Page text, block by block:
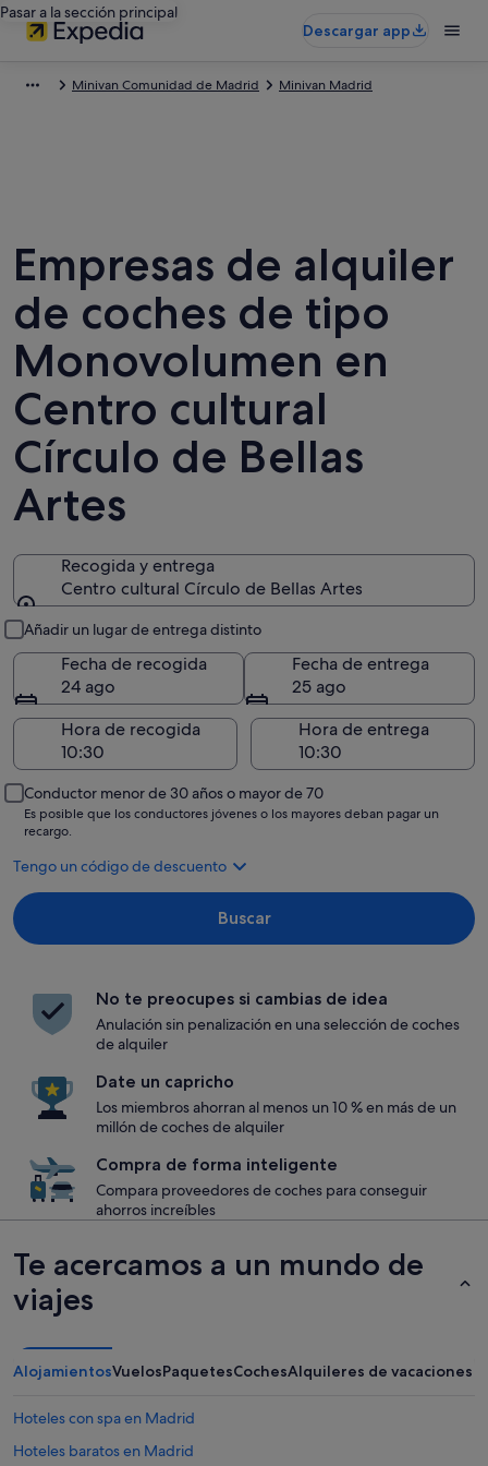
Pasar a la sección principal
Descargar app
Minivan Comunidad de Madrid Minivan Madrid
Empresas de alquiler
de coches de tipo
Monovolumen en
Centro cultural
Círculo de Bellas
Artes
Recogida y entrega
Centro cultural Círculo de Bellas Artes
Añadir un lugar de entrega distinto
Fecha de recogida
24 ago
Fecha de entrega
25 ago
Hora de recogida
Hora de entrega
Conductor menor de 30 años o mayor de 70
Es posible que los conductores jóvenes o los mayores deban pagar un
recargo.
Tengo un código de descuento
Buscar
No te preocupes si cambias de idea
Anulación sin penalización en una selección de coches
de alquiler
Date un capricho
Los miembros ahorran al menos un 10 % en más de un
millón de coches de alquiler
Compra de forma inteligente
Compara proveedores de coches para conseguir
ahorros increíbles
Te acercamos a un mundo de
viajes
AlojamientosVuelosPaquetesCochesAlquileres de vacaciones
Hoteles con spa en Madrid
Hoteles baratos en Madrid